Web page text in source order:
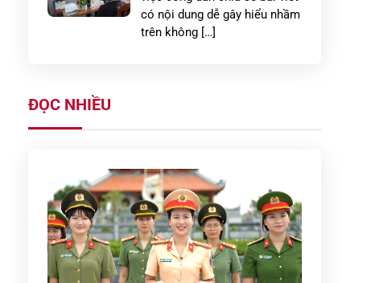
có nội dung dễ gây hiểu nhầm
trên không […]
cam kết chấp […]
Công an xã Đoàn Đào phối
hợp làm sạch dữ liệu đất đai,
góp phần xây dựng chính
quyền số
Nâng cao cảnh giác và các
ĐỌC NHIỀU